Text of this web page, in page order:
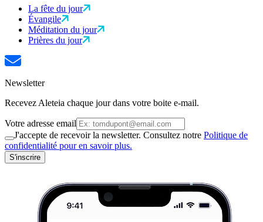
La fête du jour
Évangile
Méditation du jour
Prières du jour
Newsletter
Recevez Aleteia chaque jour dans votre boite e-mail.
Votre adresse email
J'accepte de recevoir la newsletter. Consultez notre Politique de
confidentialité pour en savoir plus.
S'inscrire